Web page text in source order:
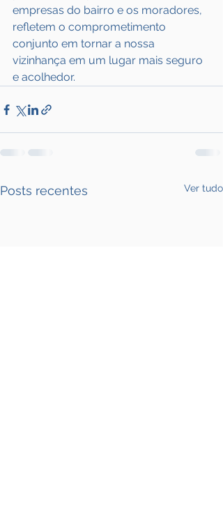
empresas do bairro e os moradores,
refletem o comprometimento
conjunto em tornar a nossa
vizinhança em um lugar mais seguro
e acolhedor.
Posts recentes Ver tudo